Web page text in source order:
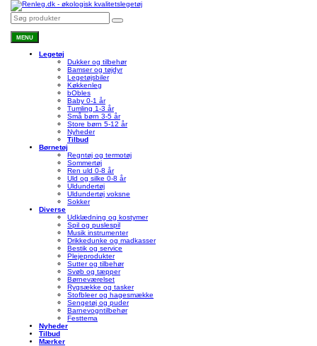
MENU
Legetøj
Dukker og tilbehør
Bamser og tøjdyr
Legetøjsbiler
Køkkenleg
bObles
Baby 0-1 år
Tumling 1-3 år
Små børn 3-5 år
Store børn 5-12 år
Nyheder
Tilbud
Børnetøj
Regntøj og termotøj
Sommertøj
Ren uld 0-8 år
Uld og silke 0-8 år
Uldundertøj
Uldundertøj voksne
Sokker
Diverse
Udklædning og kostymer
Spil og puslespil
Musik instrumenter
Drikkedunke og madkasser
Bestik og service
Plejeprodukter
Sutter og tilbehør
Svøb og tæpper
Børneværelset
Rygsække og tasker
Stofbleer og hagesmække
Sengetøj og puder
Barnevogntilbehør
Festtema
Nyheder
Tilbud
Mærker